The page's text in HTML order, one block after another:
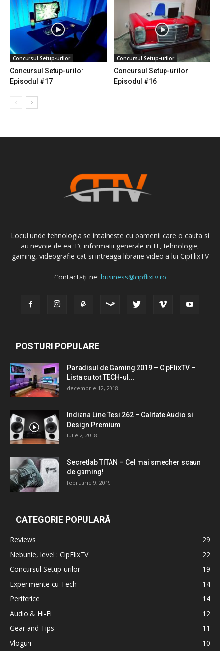
Concursul Setup-urilor
Concursul Setup-urilor
Episodul #17
Concursul Setup-urilor
Concursul Setup-urilor
Episodul #16
Locul unde tehnologia se intalneste cu oamenii care o cauta si
au nevoie de ea :D, informatii generale in IT, tehnologie,
gaming, videografie cat si intreaga librarie video a lui CipFlixTV
Contactați-ne: business@cipflixtv.ro
POSTURI POPULARE
Paradisul de Gaming 2019 – CipFlixTV –
Lista cu tot TECH-ul...
decembrie 12, 2018
Indiana Line Tesi 262 – Calitate Audio si
Design Premium
iulie 2, 2018
Secretlab TITAN – Cel mai smecher scaun
de gaming!
februarie 9, 2019
CATEGORIE POPULARĂ
Reviews
29
Nebunie, level : CipFlixTV
22
Concursul Setup-urilor
19
Experimente cu Tech
14
Periferice
14
Audio & Hi-Fi
12
Gear and Tips
11
Vloguri
10